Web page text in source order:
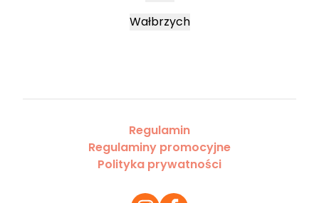
Wałbrzych
Regulamin
Regulaminy promocyjne
Polityka prywatności